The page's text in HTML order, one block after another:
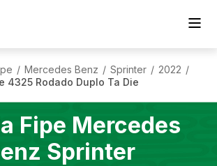
/ Mercedes Benz / Sprinter / 2022 /
4325 Rodado Duplo Ta Die
Fipe Mercedes
Sprinter